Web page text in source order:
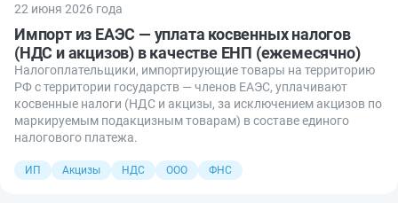
22 июня 2026 года
Импорт из ЕАЭС — уплата косвенных налогов
(НДС и акцизов) в качестве ЕНП (ежемесячно)
Налогоплательщики, импортирующие товары на территорию
РФ с территории государств — членов ЕАЭС, уплачивают
косвенные налоги (НДС и акцизы, за исключением акцизов по
маркируемым подакцизным товарам) в составе единого
налогового платежа.
ИП Акцизы НДС ООО ФНС